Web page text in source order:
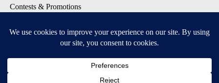
Contests & Promotions
DOWNLOAD OUR APPS
Available for iOS and Android